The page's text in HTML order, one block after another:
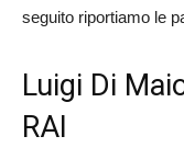
seguito riportiamo le
Luigi Di
RAI